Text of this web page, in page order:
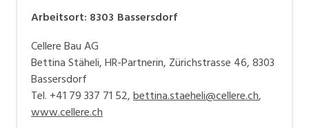
Arbeitsort: 8303 Bassersdorf
Cellere Bau AG
Bettina Stäheli, HR-Partnerin, Zürichstrasse 46, 8303
Bassersdorf
Tel. +41 79 337 71 52,bettina.staeheli@cellere.ch,
www.cellere.ch